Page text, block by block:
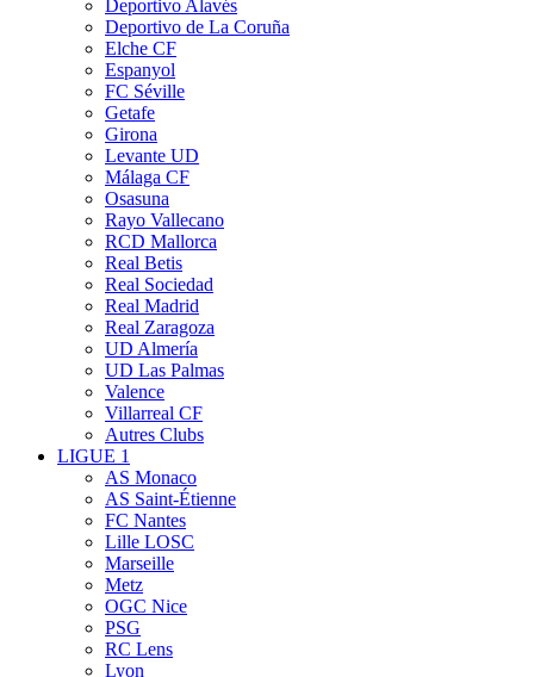
Deportivo Alavés
Deportivo de La Coruña
Elche CF
Espanyol
FC Séville
Getafe
Girona
Levante UD
Málaga CF
Osasuna
Rayo Vallecano
RCD Mallorca
Real Betis
Real Sociedad
Real Madrid
Real Zaragoza
UD Almería
UD Las Palmas
Valence
Villarreal CF
Autres Clubs
LIGUE 1
AS Monaco
AS Saint-Étienne
FC Nantes
Lille LOSC
Marseille
Metz
OGC Nice
PSG
RC Lens
Lyon